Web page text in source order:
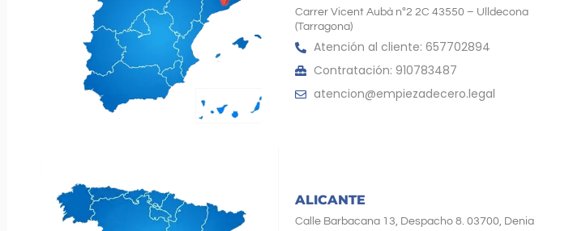
Carrer Vicent Aubà nº2 2C 43550 – Ulldecona
(Tarragona)
Atención al cliente: 657702894
Contratación: 910783487
atencion@empiezadecero.legal
ALICANTE
Calle Barbacana 13, Despacho 8. 03700, Denia